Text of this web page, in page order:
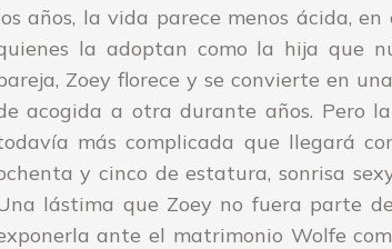
años, la vida parece menos ácida,
la adoptan como la hija que
Zoey florece y se convierte en
acogida a otra durante años. Pero
más complicada que llegará
y cinco de estatura, sonrisa
lástima que Zoey no fuera parte
ante el matrimonio Wolfe